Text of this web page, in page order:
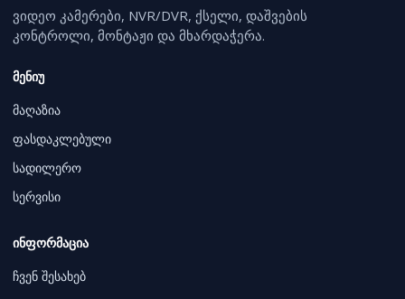
ვიდეო კამერები, NVR/DVR, ქსელი, დაშვების
კონტროლი, მონტაჟი და მხარდაჭერა.
მენიუ
მაღაზია
ფასდაკლებული
სადილერო
სერვისი
ინფორმაცია
ჩვენ შესახებ